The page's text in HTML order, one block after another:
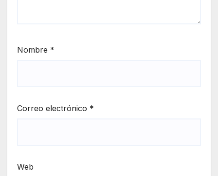
Nombre *
Correo electrónico *
Web